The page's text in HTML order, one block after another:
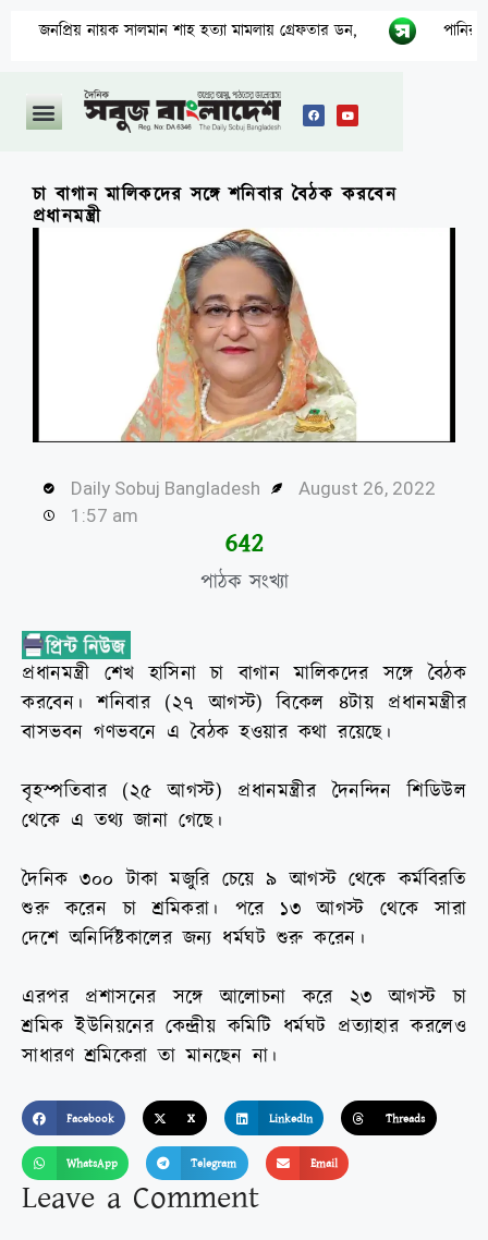
নায়ক সালমান শাহ হত্যা মামলায় গ্রেফতার ডন, পানির নিচের
চা বাগান মালিকদের সঙ্গে শনিবার বৈঠক করবেন
প্রধানমন্ত্রী
Daily Sobuj Bangladesh
August 26, 2022
1:57 am
পাঠক সংখ্যা
644
প্রধানমন্ত্রী শেখ হাসিনা চা বাগান মালিকদের সঙ্গে বৈঠক
করবেন। শনিবার (২৭ আগস্ট) বিকেল ৪টায় প্রধানমন্ত্রীর
বাসভবন গণভবনে এ বৈঠক হওয়ার কথা রয়েছে।
বৃহস্পতিবার (২৫ আগস্ট) প্রধানমন্ত্রীর দৈনন্দিন শিডিউল
থেকে এ তথ্য জানা গেছে।
দৈনিক ৩০০ টাকা মজুরি চেয়ে ৯ আগস্ট থেকে কর্মবিরতি
শুরু করেন চা শ্রমিকরা। পরে ১৩ আগস্ট থেকে সারা
দেশে অনির্দিষ্টকালের জন্য ধর্মঘট শুরু করেন।
এরপর প্রশাসনের সঙ্গে আলোচনা করে ২৩ আগস্ট চা
শ্রমিক ইউনিয়নের কেন্দ্রীয় কমিটি ধর্মঘট প্রত্যাহার করলেও
সাধারণ শ্রমিকেরা তা মানছেন না।
Facebook X LinkedIn Threads
WhatsApp Telegram Email
Leave a Comment